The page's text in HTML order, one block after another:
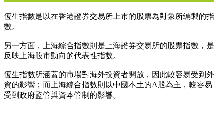
恆生指數是以在香港證券交易所上市的股票為對象所編製的指
數。
另一方面，上海綜合指數則是上海證券交易所的股票指數，是
反映上海股市動向的代表性指數。
恆生指數所涵蓋的市場對海外投資者開放，因此較容易受到外
資的影響；而上海綜合指數則以中國本土的A股為主，較容易
受到政府監管與資本管制的影響。